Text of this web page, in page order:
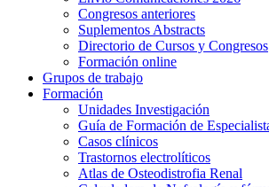
Congresos anteriores
Suplementos Abstracts
Directorio de Cursos y Congresos
Formación online
Grupos de trabajo
Formación
Unidades Investigación
Guía de Formación de
Casos clínicos
Trastornos electrolíticos
Atlas de Osteodistrofia Renal